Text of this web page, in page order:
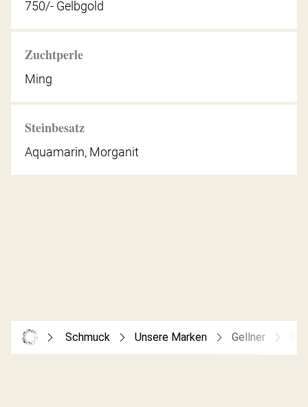
750/- Gelbgold
Zuchtperle
Ming
Steinbesatz
Aquamarin, Morganit
Schmuck Unsere Marken Gellner